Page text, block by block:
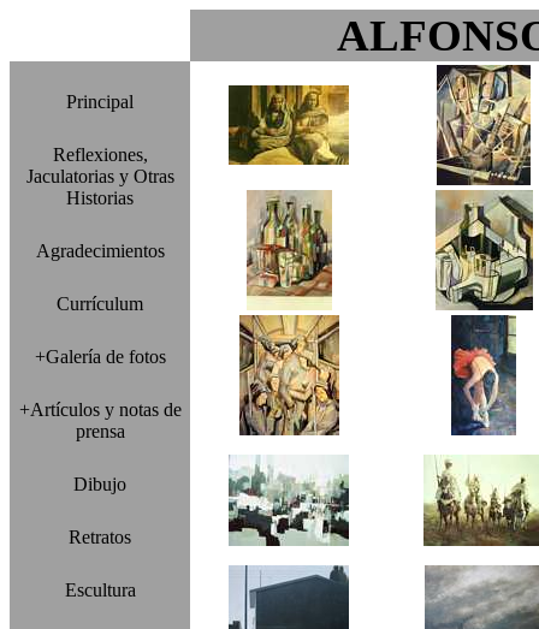
Principal
Reflexiones,
Jaculatorias y Otras
Historias
Agradecimientos
Currículum
+Galería de fotos
+Artículos y notas de
prensa
Dibujo
Retratos
Escultura